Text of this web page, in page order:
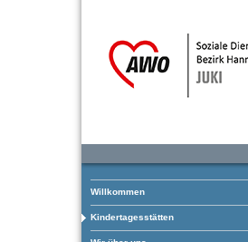
Willkommen
Kindertagesstätten